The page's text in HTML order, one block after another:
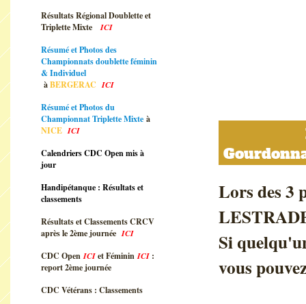
Résultats Régional Doublette et
Triplette Mixte
ICI
Résumé et Photos des
Championnats doublette féminin
& Individuel
àBERGERACICI
Résumé et Photos du
Championnat Triplette Mixte à
NICEICI
Calendriers CDC Open mis à
jour
Handipétanque : Résultats et
classements
Résultats et Classements CRCV
après le 2ème journée ICI
CDC OpenICIet FémininICI :
report 2ème journée
CDC Vétérans : Classements
Perdu
Lors des 3
Si
vous